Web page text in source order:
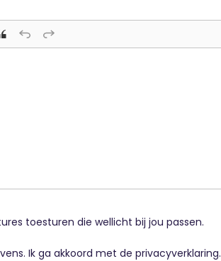
toesturen die wellicht bij jou passen.
Ik ga akkoord met de privacyverklaring.